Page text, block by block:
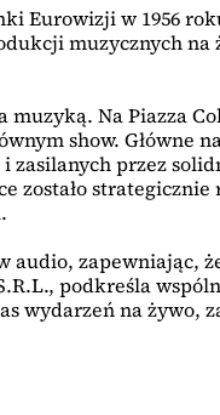
Eurowizji w 1956
muzycznych na
Na Piazza
show. Główne
przez
zostało
zapewniając,
podkreśla
wydarzeń na żywo,